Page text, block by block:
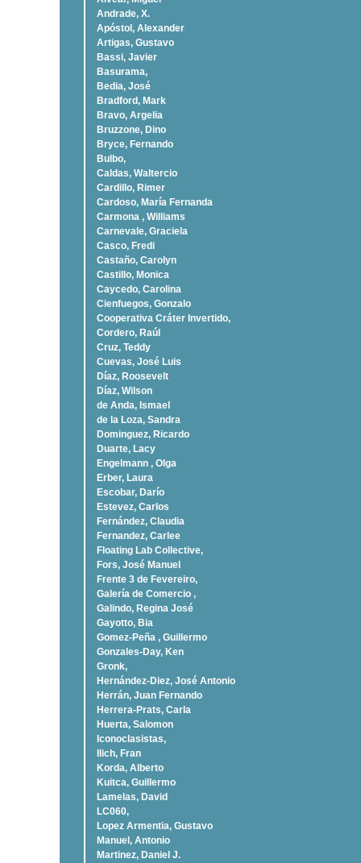
Andrade, X.
Apóstol, Alexander
Artigas, Gustavo
Bassi, Javier
Basurama,
Bedia, José
Bradford, Mark
Bravo, Argelia
Bruzzone, Dino
Bryce, Fernando
Bulbo,
Caldas, Waltercio
Cardillo, Rimer
Cardoso, Marí­a Fernanda
Carmona , Williams
Carnevale, Graciela
Casco, Fredi
Castaño, Carolyn
Castillo, Monica
Caycedo, Carolina
Cienfuegos, Gonzalo
Cooperativa Cráter Invertido,
Cordero, Raúl
Cruz, Teddy
Cuevas, José Luis
Díaz, Roosevelt
Dí­az, Wilson
de Anda, Ismael
de la Loza, Sandra
Dominguez, Ricardo
Duarte, Lacy
Engelmann , Olga
Erber, Laura
Escobar, Darío
Estevez, Carlos
Fernández, Claudia
Fernandez, Carlee
Floating Lab Collective,
Fors, José Manuel
Frente 3 de Fevereiro,
Galería de Comercio ,
Galindo, Regina José
Gayotto, Bia
Gomez-Peña , Guillermo
Gonzales-Day, Ken
Gronk,
Hernández-Diez, José Antonio
Herrán, Juan Fernando
Herrera-Prats, Carla
Huerta, Salomon
Iconoclasistas,
Ilich, Fran
Korda, Alberto
Kuitca, Guillermo
Lamelas, David
LC060,
Lopez Armentia, Gustavo
Manuel, Antonio
Martinez, Daniel J.